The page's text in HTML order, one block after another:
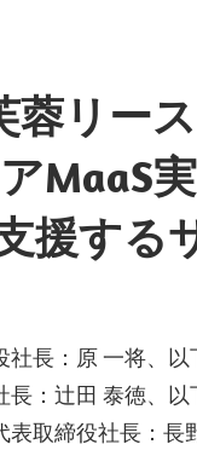
蓉リー
MaaS
援する
長：原 一将、
：辻田 泰徳、
取締役社長：長